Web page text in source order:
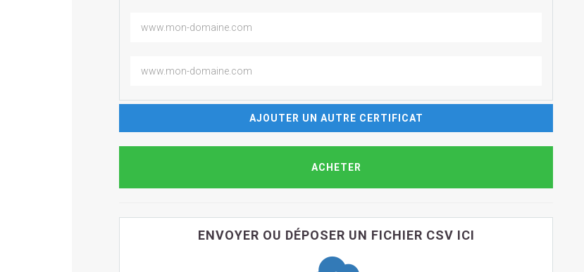
AJOUTER UN AUTRE CERTIFICAT
ENVOYER OU DÉPOSER UN FICHIER CSV ICI